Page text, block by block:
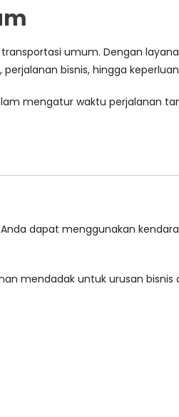
umum. Dengan
bisnis, hingga
mengatur waktu perjalanan
dapat menggunakan
mendadak untuk urusan bisnis